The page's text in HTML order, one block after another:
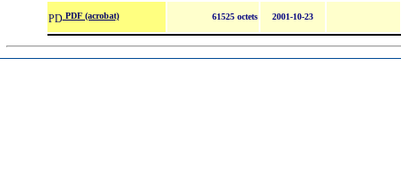
PDF (acrobat) 61525 octets 2001-10-23